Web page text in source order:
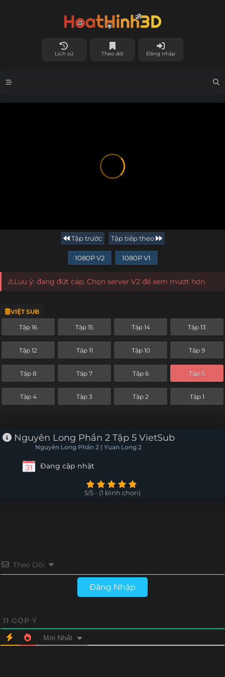
Lịch sử Theo dõi Đăng nhập
Tập trước Tập tiếp theo
1080P V2 1080P V1
⚠️Lưu ý: đang đứt cáp, Chọn server V2 để xem mượt hơn
VIỆT SUB
Tập 16 Tập 15 Tập 14 Tập 13
Tập 12 Tập 11 Tập 10 Tập 9
Tập 8 Tập 7 Tập 6 Tập 5
Tập 4 Tập 3 Tập 2 Tập 1
Nguyên Long Phần 2 Tập 5 VietSub
Nguyên Long Phần 2 | Yuan Long 2
Đang cập nhật
5/5 - (1 bình chọn)
Theo Dõi
Đăng Nhập
11 GÓP Ý
Mới Nhất